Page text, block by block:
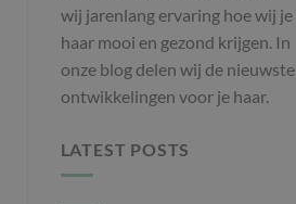
wij jarenlang ervaring hoe wij je
haar mooi en gezond krijgen. In
onze blog delen wij de nieuwste
ontwikkelingen voor je haar.
LATEST POSTS